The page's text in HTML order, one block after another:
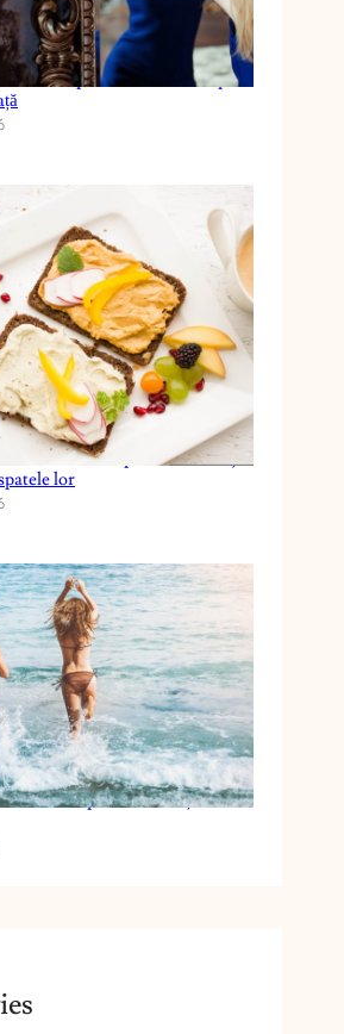
prin schimbări simple
mituri despre dieta keto și
lor
cu SPF pentru vacanța la